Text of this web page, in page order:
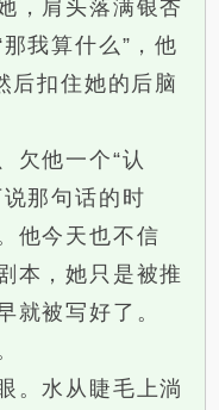
肩头落满银杏
我算什么”，他
后扣住她的后脑
他一个“认
那句话的时
他今天也不信
本，她只是被推
就被写好了。
水从睫毛上淌